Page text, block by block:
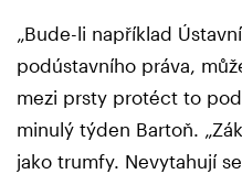
„Bude-li například
podústavního práva,
mezi prsty protéct to
minulý týden Bartoň.
jako trumfy. Nevytahují